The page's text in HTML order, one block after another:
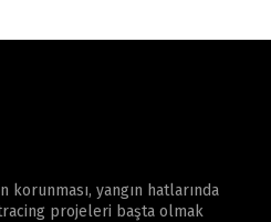
korunması, yangın hatlarında
projeleri başta olmak